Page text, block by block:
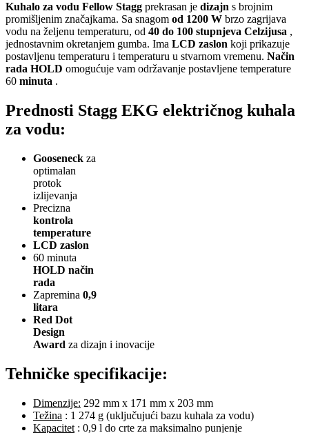
Kuhalo za vodu Fellow Stagg prekrasan je dizajn s brojnim
promišljenim značajkama. Sa snagom od 1200 W brzo zagrijava
vodu na željenu temperaturu, od 40 do 100 stupnjeva Celzijusa ,
jednostavnim okretanjem gumba. Ima LCD zaslon koji prikazuje
postavljenu temperaturu i temperaturu u stvarnom vremenu. Način
rada HOLD omogućuje vam održavanje postavljene temperature
60 minuta .
Prednosti Stagg EKG električnog kuhala
za vodu:
Gooseneck za
optimalan
protok
izlijevanja
Precizna
kontrola
temperature
LCD zaslon
60 minuta
HOLD način
rada
Zapremina 0,9
litara
Red Dot
Design
Award za dizajn i inovacije
Tehničke specifikacije:
Dimenzije: 292 mm x 171 mm x 203 mm
Težina : 1 274 g (uključujući bazu kuhala za vodu)
Kapacitet : 0,9 l do crte za maksimalno punjenje